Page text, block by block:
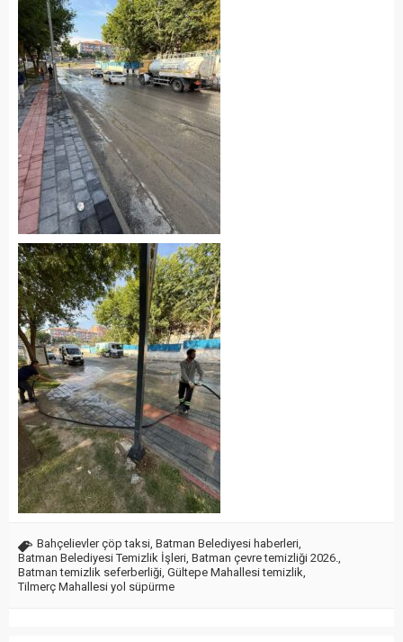
Bahçelievler çöp taksi Batman Belediyesi haberleri
Batman Belediyesi Temizlik İşleri Batman çevre temizliği 2026.
Batman temizlik seferberliği Gültepe Mahallesi temizlik
Tilmerç Mahallesi yol süpürme